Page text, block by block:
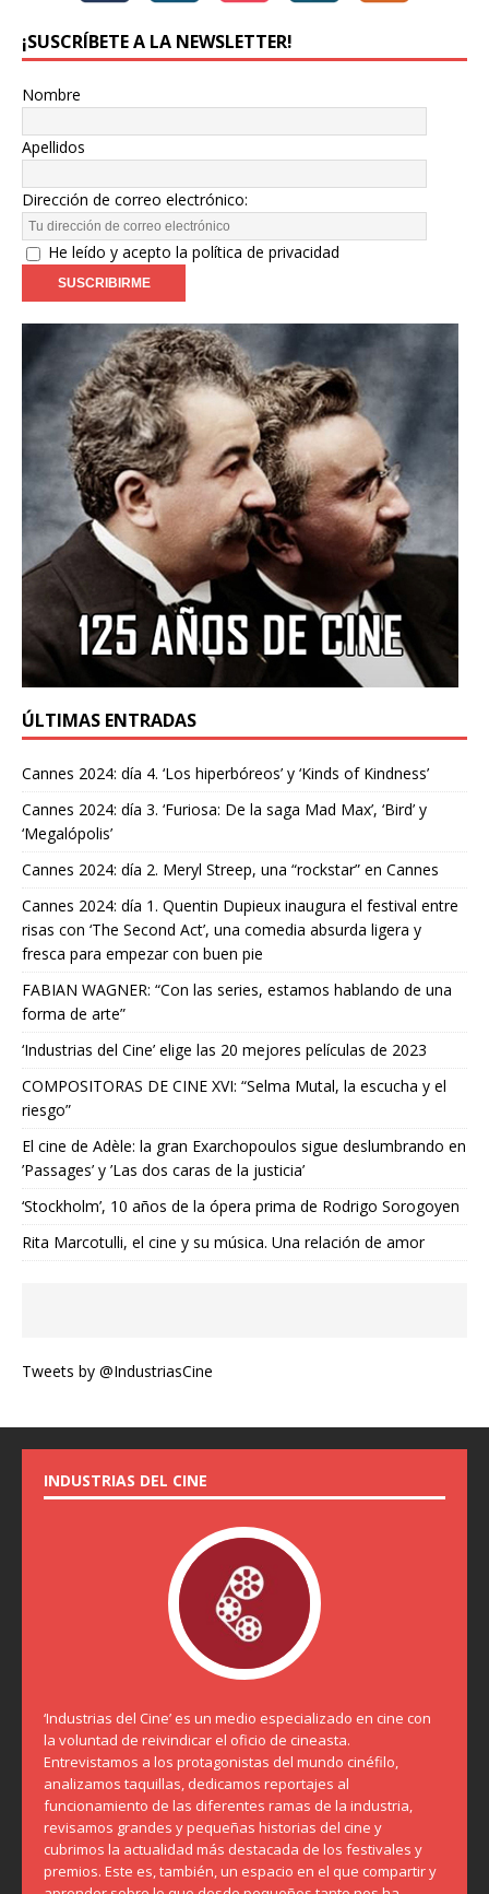
¡SUSCRÍBETE A LA NEWSLETTER!
Nombre
Apellidos
Dirección de correo electrónico:
He leído y acepto la política de privacidad
ÚLTIMAS ENTRADAS
Cannes 2024: día 4. ‘Los hiperbóreos’ y ‘Kinds of Kindness’
Cannes 2024: día 3. ‘Furiosa: De la saga Mad Max’, ‘Bird’ y
‘Megalópolis’
Cannes 2024: día 2. Meryl Streep, una “rockstar” en Cannes
Cannes 2024: día 1. Quentin Dupieux inaugura el festival entre
risas con ‘The Second Act’, una comedia absurda ligera y
fresca para empezar con buen pie
FABIAN WAGNER: “Con las series, estamos hablando de una
forma de arte”
‘Industrias del Cine’ elige las 20 mejores películas de 2023
COMPOSITORAS DE CINE XVI: “Selma Mutal, la escucha y el
riesgo”
El cine de Adèle: la gran Exarchopoulos sigue deslumbrando en
’Passages’ y ’Las dos caras de la justicia’
‘Stockholm’, 10 años de la ópera prima de Rodrigo Sorogoyen
Rita Marcotulli, el cine y su música. Una relación de amor
Tweets by @IndustriasCine
INDUSTRIAS DEL CINE
‘Industrias del Cine’ es un medio especializado en cine con
la voluntad de reivindicar el oficio de cineasta.
Entrevistamos a los protagonistas del mundo cinéfilo,
analizamos taquillas, dedicamos reportajes al
funcionamiento de las diferentes ramas de la industria,
revisamos grandes y pequeñas historias del cine y
cubrimos la actualidad más destacada de los festivales y
premios. Este es, también, un espacio en el que compartir y